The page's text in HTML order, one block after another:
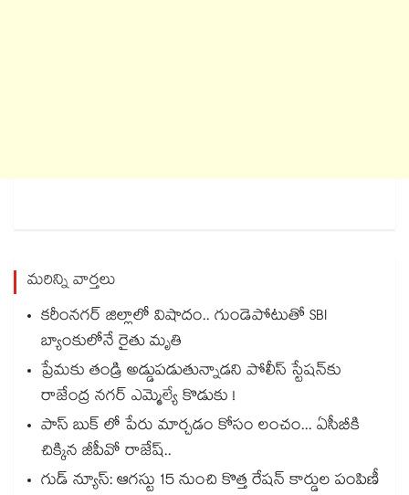
మరిన్ని వార్తలు
కరీంనగర్ జిల్లాలో విషాదం.. గుండెపోటుతో SBI
బ్యాంకులోనే రైతు మృతి
ప్రేమకు తండ్రి అడ్డుపడుతున్నాడని పోలీస్ స్టేషన్⁪కు
రాజేంద్ర నగర్ ఎమ్మెల్యే కొడుకు !
పాస్ బుక్ లో పేరు మార్చడం కోసం లంచం... ఏసీబీకి
చిక్కిన జీపీవో రాజేష్..
గుడ్ న్యూస్: ఆగస్టు 15 నుంచి కొత్త రేషన్ కార్డుల పంపిణీ